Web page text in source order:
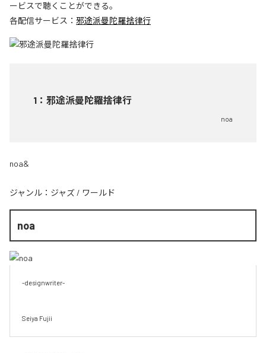
ービスで聴くことができる。
各配信サービス： 邪途派曼陀羅捨律行
1 ： 邪途派曼陀羅捨律行
noa
noa&
ジャンル： ジャズ / ワールド
noa
-designwriter-
Seiya Fujii